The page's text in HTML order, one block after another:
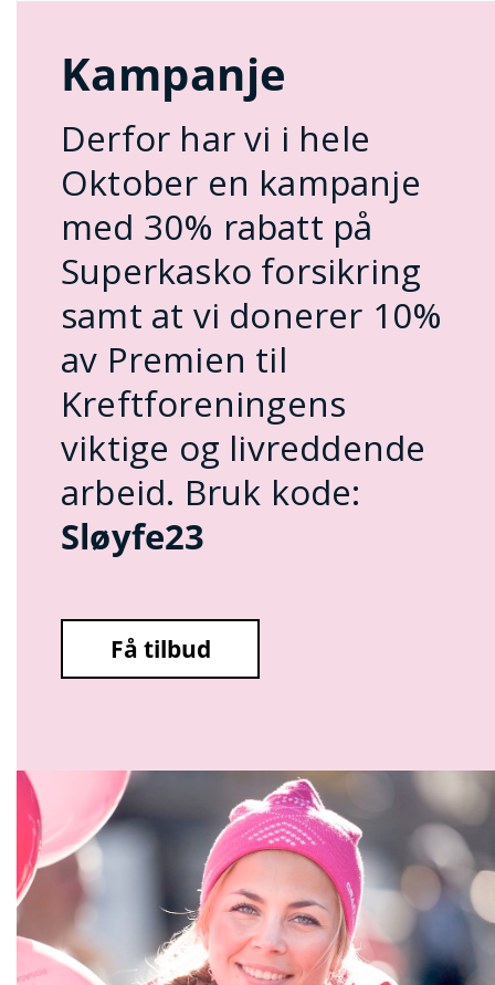
Kampanje
Derfor har vi i hele
Oktober en kampanje
med 30% rabatt på
Superkasko forsikring
samt at vi donerer 10%
av Premien til
Kreftforeningens
viktige og livreddende
arbeid. Bruk kode:
Sløyfe23
Få tilbud